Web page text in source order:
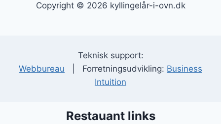
Copyright © 2026 kyllingelår-i-ovn.dk
Teknisk support:
Webbureau | Forretningsudvikling: Business
Intuition
Restauant links